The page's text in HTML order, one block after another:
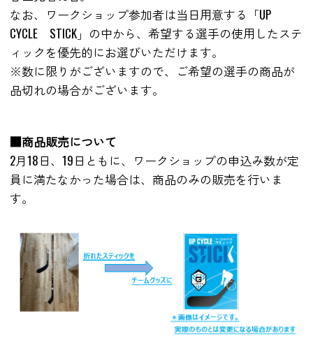
なお、ワークショップ参加者は当日用意する「UP
CYCLE STICK」の中から、希望する選手の使用したステ
ィックを優先的にお選びいただけます。
※数に限りがございますので、ご希望の選手の商品が
品切れの場合がございます。
■商品販売について
2月18日、19日ともに、ワークショップの申込み数が定
員に満たなかった場合は、商品のみの販売を行いま
す。